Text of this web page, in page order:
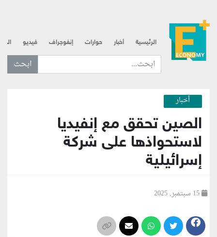
الرئيسية أخبار حوارات إنفوجراف فيديو
ابحث عن... :
أخبار
الصين تحقق مع إنفيديا
لاستحواذها على شركة
إسرائيلية